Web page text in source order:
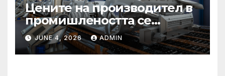
Цените на производител в
промишлеността се
понижават с 0,7% в
еврозоната и с 0,5% в ЕС
JUNE 4, 2026 ADMIN